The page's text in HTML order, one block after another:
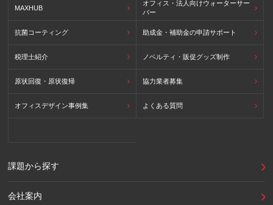
MAXHUB
オフィス・法人向けウォーターサー
バー
抗菌コーティング 助成金・補助金の申請サポート
税理士紹介 ノベルティ・販促グッズ制作
原状回復・原状復帰 協力業者募集
オフィスデザイン事例集 よくある質問
課題から探す
会社案内